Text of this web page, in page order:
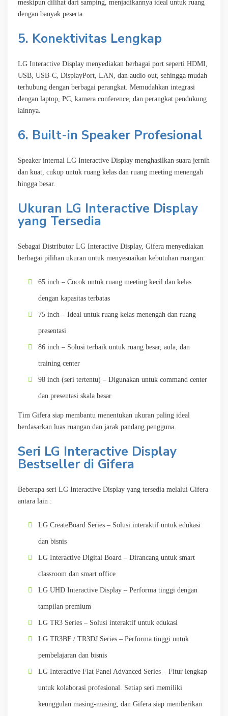
meskipun dilihat dari samping, menjadikannya ideal untuk ruang
dengan banyak peserta.
5. Konektivitas Lengkap
LG Interactive Display menyediakan berbagai port seperti HDMI,
USB, USB-C, DisplayPort, LAN, dan audio out, sehingga mudah
terhubung dengan berbagai perangkat. Memudahkan integrasi
dengan laptop, PC, kamera conference, dan perangkat pendukung
lainnya.
6. Built-in Speaker Profesional
Speaker internal LG Interactive Display menghasilkan suara jernih
dan kuat, cukup untuk ruang kelas dan ruang meeting menengah
hingga besar.
Ukuran LG Interactive Display
yang Tersedia
Sebagai Distributor LG Interactive Display, Gifera menyediakan
berbagai pilihan ukuran untuk menyesuaikan kebutuhan ruangan:
65 inch – Cocok untuk ruang meeting kecil dan kelas
dengan kapasitas terbatas
75 inch – Ideal untuk ruang kelas menengah dan ruang
presentasi
86 inch – Solusi terbaik untuk ruang besar, aula, dan
training center
98 inch (seri tertentu) – Digunakan untuk command center
dan presentasi skala besar
Tim Gifera siap membantu menentukan ukuran paling ideal
berdasarkan luas ruangan dan jarak pandang pengguna.
Seri LG Interactive Display
Bestseller di Gifera
Beberapa seri LG Interactive Display yang tersedia melalui Gifera
antara lain :
LG CreateBoard Series – Solusi interaktif untuk edukasi
dan bisnis
LG Interactive Digital Board – Dirancang untuk smart
classroom dan smart office
LG UHD Interactive Display – Performa tinggi dengan
tampilan premium
LG TR3 Series – Solusi interaktif untuk edukasi
LG TR3BF / TR3DJ Series – Performa tinggi untuk
pembelajaran dan bisnis
LG Interactive Flat Panel Advanced Series – Fitur lengkap
untuk kolaborasi profesional. Setiap seri memiliki
keunggulan masing-masing, dan Gifera siap memberikan